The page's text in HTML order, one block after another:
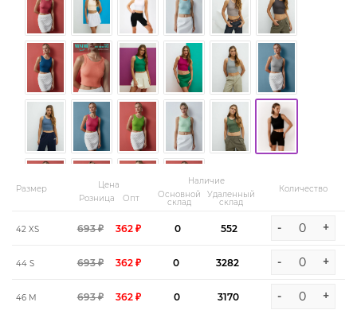
Размер
Цена
Розница
Опт
Наличие
Основной
склад
Удаленный
склад
Количество
42 XS 693 ₽ 362 ₽ 0 552 - +
44 S 693 ₽ 362 ₽ 0 3282 - +
46 M 693 ₽ 362 ₽ 0 3170 - +